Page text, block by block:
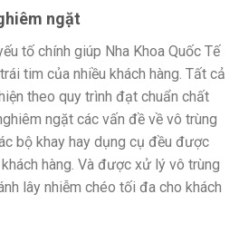
ngặt
tố chính giúp Nha Khoa Quốc Tế
tim của nhiều khách hàng. Tất cả
theo quy trình đạt chuẩn chất
ngặt các vấn đề về vô trùng
bộ khay hay dụng cụ đều được
hàng. Và được xử lý vô trùng
lây nhiễm chéo tối đa cho khách